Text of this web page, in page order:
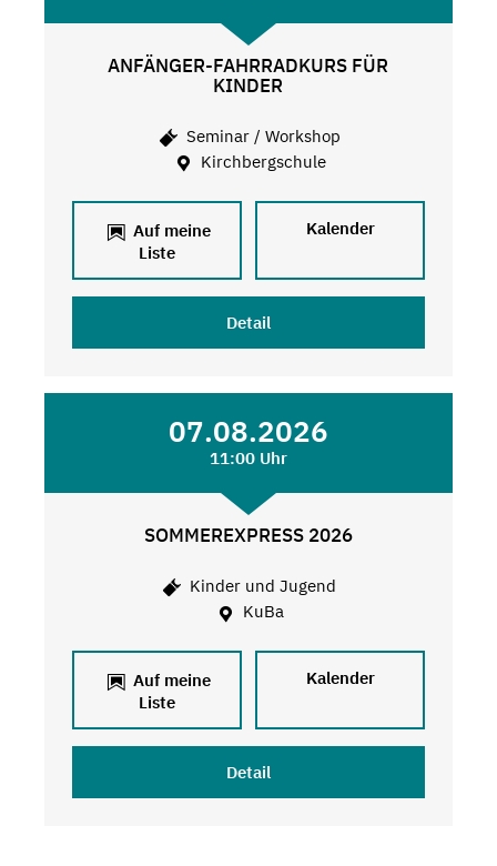
ANFÄNGER-FAHRRADKURS FÜR
KINDER
Seminar / Workshop
Kirchbergschule
Auf meine
Liste
Kalender
Detail
07.08.2026
11:00 Uhr
SOMMEREXPRESS 2026
Kinder und Jugend
KuBa
Auf meine
Liste
Kalender
Detail